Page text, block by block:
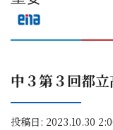
中３第３回都
投稿日: 2023.10.30